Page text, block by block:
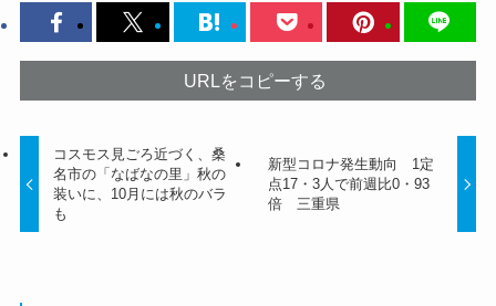
URLをコピーする
コスモス見ごろ近づく、桑
名市の「なばなの里」秋の
装いに、10月には秋のバラ
も
新型コロナ発生動向 1定
点17・3人で前週比0・93
倍 三重県